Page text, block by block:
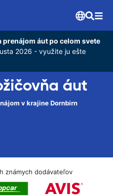
prenájom áut po celom svete
2026 - využite ju ešte
áut
v krajine Dornbirn
známych dodávateľov